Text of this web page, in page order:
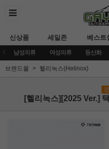
신상품 세일존 베스트
남성의류 여성의류 등산화
브랜드몰 헬리녹스(Helinox)
[헬리녹스][2025 Ver.]